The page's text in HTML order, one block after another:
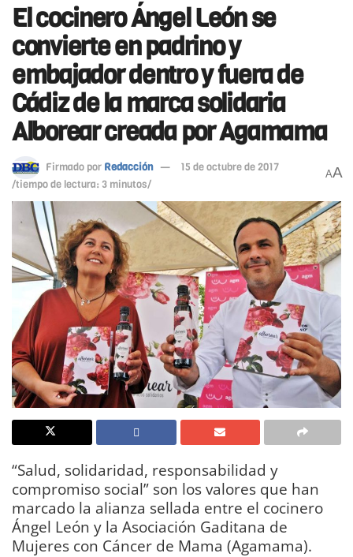
El cocinero Ángel León se
convierte en padrino y
embajador dentro y fuera de
Cádiz de la marca solidaria
Alborear creada por Agamama
Firmado por Redacción
15 de octubre de 2017
/tiempo de lectura: 3 minutos/
AA
“Salud, solidaridad, responsabilidad y
compromiso social” son los valores que han
marcado la alianza sellada entre el cocinero
Ángel León y la Asociación Gaditana de
Mujeres con Cáncer de Mama (Agamama).